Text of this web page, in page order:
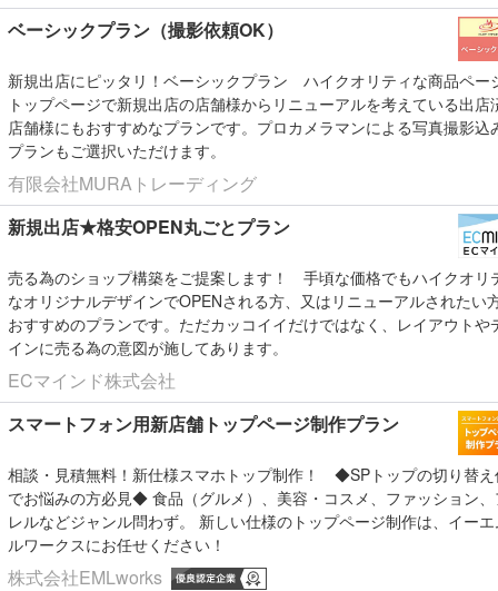
ベーシックプラン（撮影依頼OK）
新規出店にピッタリ！ベーシックプラン
ハイクオリティな商品ペー
トップページで新規出店の店舗様からリニューアルを考えている出店
店舗様にもおすすめなプランです。プロカメラマンによる写真撮影込
プランもご選択いただけます。
有限会社MURAトレーディング
新規出店★格安OPEN丸ごとプラン
売る為のショップ構築をご提案します！
手頃な価格でもハイクオリ
なオリジナルデザインでOPENされる方、又はリニューアルされたい
おすすめのプランです。ただカッコイイだけではなく、レイアウトや
インに売る為の意図が施してあります。
ECマインド株式会社
スマートフォン用新店舗トップページ制作プラン
相談・見積無料！新仕様スマホトップ制作！
◆SPトップの切り替え
でお悩みの方必見◆ 食品（グルメ）、美容・コスメ、ファッション
レルなどジャンル問わず。 新しい仕様のトップページ制作は、イー
ルワークスにお任せください！
株式会社EMLworks